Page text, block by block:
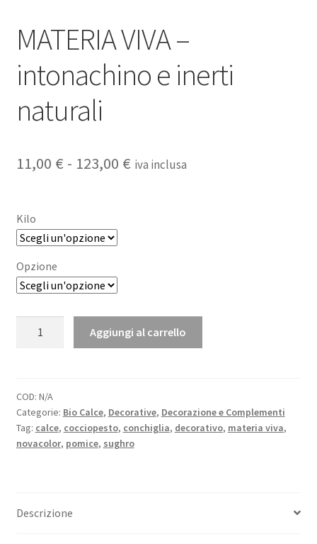
MATERIA VIVA –
intonachino e inerti
naturali
11,00 € - 123,00 €Fascia
123,00 €
iva inclusa
Kilo
Opzione
e
inerti
naturali
quantità
Aggiungi al carrello
COD: N/A
Categorie: Bio Calce, Decorative, Decorazione e Complementi
Tag: calce, cocciopesto, conchiglia, decorativo, materia viva,
novacolor, pomice, sughro
Descrizione